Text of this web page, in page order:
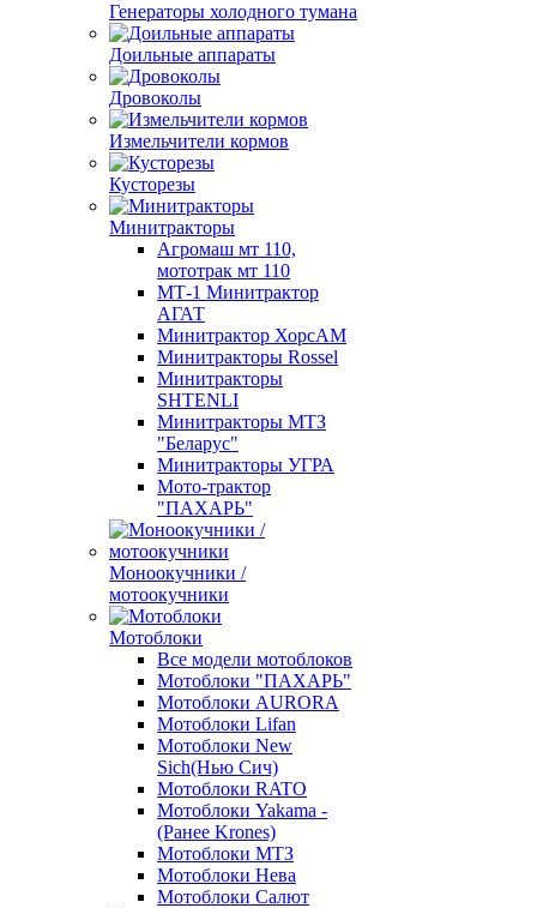
Генераторы холодного тумана
Доильные аппараты
Дровоколы
Измельчители кормов
Кусторезы
Минитракторы
Агромаш мт 110,
мототрак мт 110
МТ-1 Минитрактор
АГАТ
Минитрактор ХорсАМ
Минитракторы Rossel
Минитракторы
SHTENLI
Минитракторы МТЗ
"Беларус"
Минитракторы УГРА
Мото-трактор
"ПАХАРЬ"
Моноокучники /
мотоокучники
Мотоблоки
Все модели мотоблоков
Мотоблоки "ПАХАРЬ"
Мотоблоки AURORA
Мотоблоки Lifan
Мотоблоки New
Sich(Нью Сич)
Мотоблоки RATO
Мотоблоки Yakama -
(Ранее Krones)
Мотоблоки МТЗ
Мотоблоки Нева
Мотоблоки Салют